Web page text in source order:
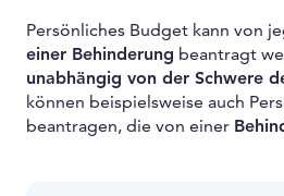
Persönliches Budget kann von
einer Behinderung beantragt
unabhängig von der Schwere
können beispielsweise auch
beantragen, die von einer